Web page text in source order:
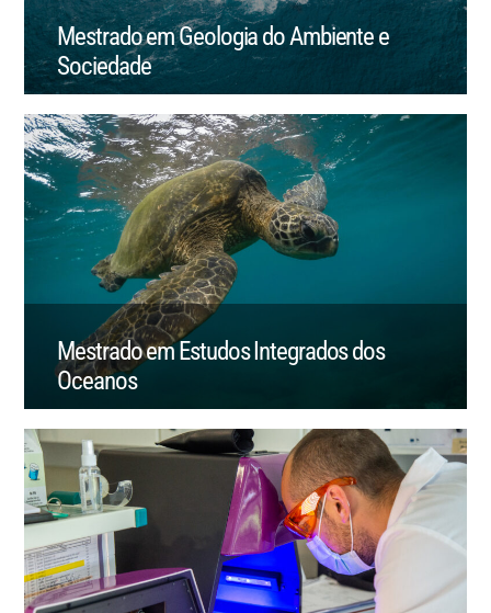
Mestrado em Geologia do Ambiente e
Sociedade
Mestrado em Estudos Integrados dos
Oceanos